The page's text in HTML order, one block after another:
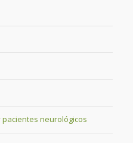
pacientes neurológicos